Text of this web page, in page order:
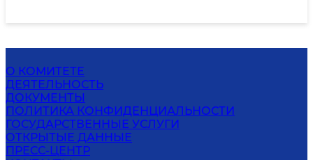
О КОМИТЕТЕ
ДЕЯТЕЛЬНОСТЬ
ДОКУМЕНТЫ
ПОЛИТИКА КОНФИДЕНЦИАЛЬНОСТИ
ГОСУДАРСТВЕННЫЕ УСЛУГИ
ОТКРЫТЫЕ ДАННЫЕ
ПРЕСС-ЦЕНТР